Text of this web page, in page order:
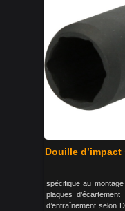
Douille
spécifique au
plaques
d’entraînement selon